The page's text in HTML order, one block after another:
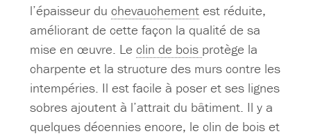
l’épaisseur du chevauchement est réduite,
améliorant de cette façon la qualité de sa
mise en œuvre. Le clin de bois protège la
charpente et la structure des murs contre les
intempéries. Il est facile à poser et ses lignes
sobres ajoutent à l’attrait du bâtiment. Il y a
quelques décennies encore, le clin de bois et